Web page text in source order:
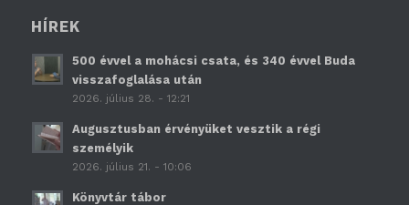
HÍREK
500 évvel a mohácsi csata, és 340 évvel Buda
visszafoglalása után
2026. július 28. - 12:21
Augusztusban érvényüket vesztik a régi
személyik
2026. július 21. - 10:06
Könyvtár tábor